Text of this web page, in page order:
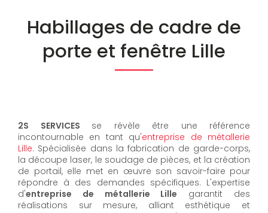
Habillages de cadre de
porte et fenêtre Lille
2S SERVICES se révèle être une référence
incontournable en tant qu'entreprise de métallerie
Lille. Spécialisée dans la fabrication de garde-corps,
la découpe laser, le soudage de pièces, et la création
de portail, elle met en œuvre son savoir-faire pour
répondre à des demandes spécifiques. L'expertise
d'entreprise de métallerie Lille garantit des
réalisations sur mesure, alliant esthétique et